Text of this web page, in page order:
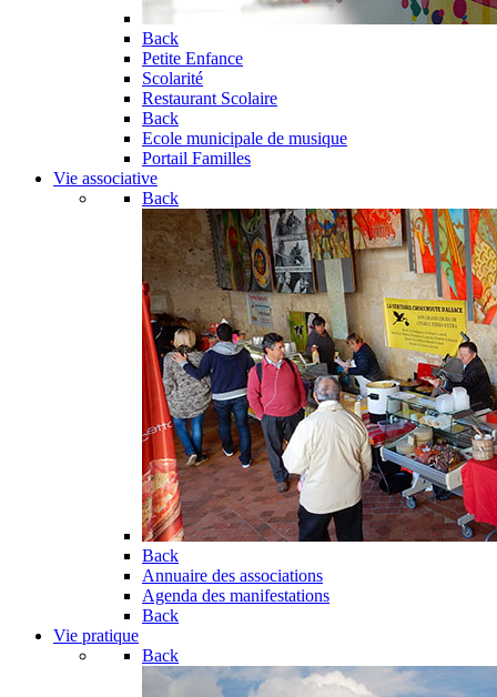
Back
Petite Enfance
Scolarité
Restaurant Scolaire
Back
Ecole municipale de musique
Portail Familles
Vie associative
Back
Back
Annuaire des associations
Agenda des manifestations
Back
Vie pratique
Back